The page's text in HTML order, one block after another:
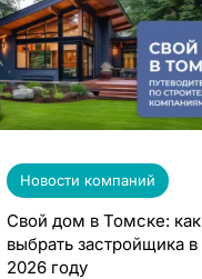
Новости компаний
Свой дом в Томске: как
выбрать застройщика в
2026 году